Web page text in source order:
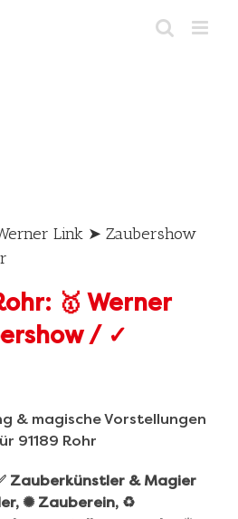
Link ➤ Zaubershow
Zauberkünstler & Magier
✺ Zauberein, ♻